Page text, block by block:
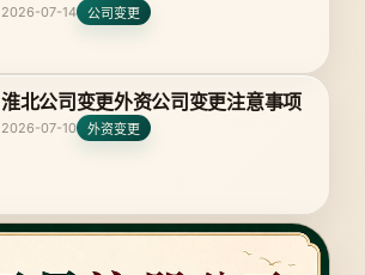
2026-07-14 公司变更
淮北公司变更外资公司变更注意事项
2026-07-10 外资变更